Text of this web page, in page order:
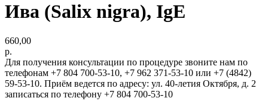
Ива (Salix nigra), IgE
660,00
р.
Для получения консультации по процедуре звоните нам по
телефонам +7 804 700-53-10, +7 962 371-53-10 или +7 (4842)
59-53-10. Приём ведется по адресу: ул. 40-летия Октября, д. 2
записаться по телефону +7 804 700-53-10